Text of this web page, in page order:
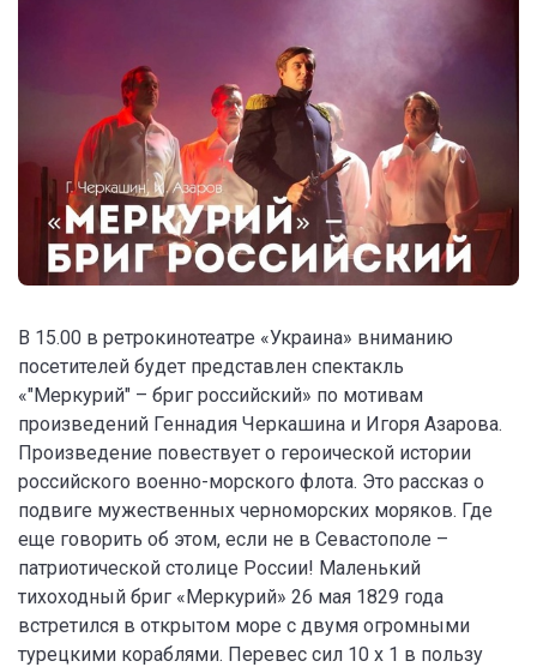
В 15.00 в ретрокинотеатре «Украина» вниманию
посетителей будет представлен спектакль
«"Меркурий" – бриг российский» по мотивам
произведений Геннадия Черкашина и Игоря Азарова.
Произведение повествует о героической истории
российского военно-морского флота. Это рассказ о
подвиге мужественных черноморских моряков. Где
еще говорить об этом, если не в Севастополе –
патриотической столице России! Маленький
тихоходный бриг «Меркурий» 26 мая 1829 года
встретился в открытом море с двумя огромными
турецкими кораблями. Перевес сил 10 х 1 в пользу